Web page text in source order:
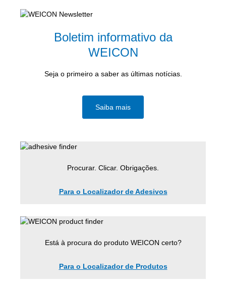
Boletim informativo da
WEICON
Seja o primeiro a saber as últimas notícias.
Saiba mais
Procurar. Clicar. Obrigações.
Para o Localizador de Adesivos
Está à procura do produto WEICON certo?
Para o Localizador de Produtos